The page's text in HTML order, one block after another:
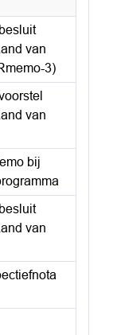
van
3)
van
bij
van